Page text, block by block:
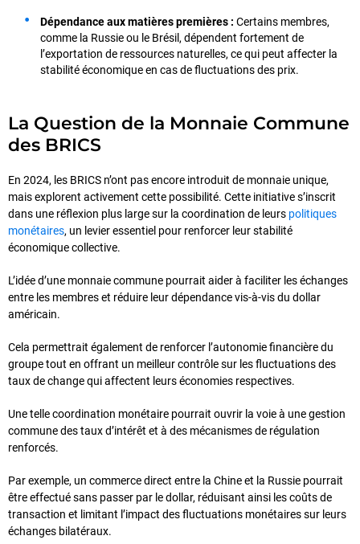
Dépendance aux matières premières : Certains membres,
comme la Russie ou le Brésil, dépendent fortement de
l’exportation de ressources naturelles, ce qui peut affecter la
stabilité économique en cas de fluctuations des prix.
La Question de la Monnaie Commune
des BRICS
En 2024, les BRICS n’ont pas encore introduit de monnaie unique,
mais explorent activement cette possibilité. Cette initiative s’inscrit
dans une réflexion plus large sur la coordination de leurs politiques
monétaires, un levier essentiel pour renforcer leur stabilité
économique collective.
L’idée d’une monnaie commune pourrait aider à faciliter les échanges
entre les membres et réduire leur dépendance vis-à-vis du dollar
américain.
Cela permettrait également de renforcer l’autonomie financière du
groupe tout en offrant un meilleur contrôle sur les fluctuations des
taux de change qui affectent leurs économies respectives.
Une telle coordination monétaire pourrait ouvrir la voie à une gestion
commune des taux d’intérêt et à des mécanismes de régulation
renforcés.
Par exemple, un commerce direct entre la Chine et la Russie pourrait
être effectué sans passer par le dollar, réduisant ainsi les coûts de
transaction et limitant l’impact des fluctuations monétaires sur leurs
échanges bilatéraux.